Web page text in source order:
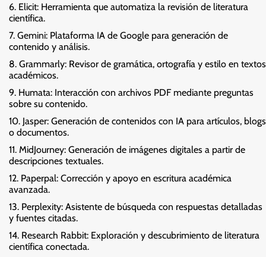
Elicit: Herramienta que automatiza la revisión de literatura
científica.
Gemini: Plataforma IA de Google para generación de
contenido y análisis.
Grammarly: Revisor de gramática, ortografía y estilo en textos
académicos.
Humata: Interacción con archivos PDF mediante preguntas
sobre su contenido.
Jasper: Generación de contenidos con IA para artículos, blogs
o documentos.
MidJourney: Generación de imágenes digitales a partir de
descripciones textuales.
Paperpal: Corrección y apoyo en escritura académica
avanzada.
Perplexity: Asistente de búsqueda con respuestas detalladas
y fuentes citadas.
Research Rabbit: Exploración y descubrimiento de literatura
científica conectada.